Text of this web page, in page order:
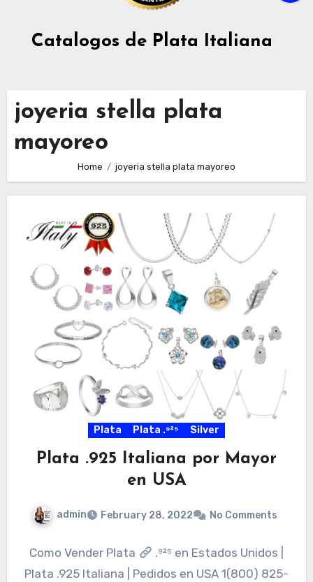
Catalogos de Plata Italiana
joyeria stella plata
mayoreo
Home joyeria stella plata mayoreo
Plata Plata .⁹²⁵ Silver
Plata .925 Italiana por Mayor
en USA
admin February 28, 2022 No Comments
Como Vender Plata
.⁹²⁵ en Estados Unidos |
Plata .925 Italiana | Pedidos en USA 1(800) 825-